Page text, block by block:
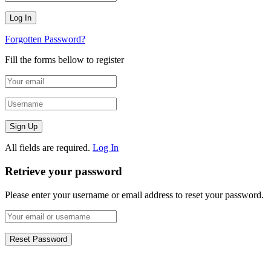
Forgotten Password?
Fill the forms bellow to register
All fields are required. Log In
Retrieve your password
Please enter your username or email address to reset your password.